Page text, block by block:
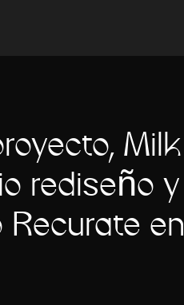
Milk
rediseñó y
en